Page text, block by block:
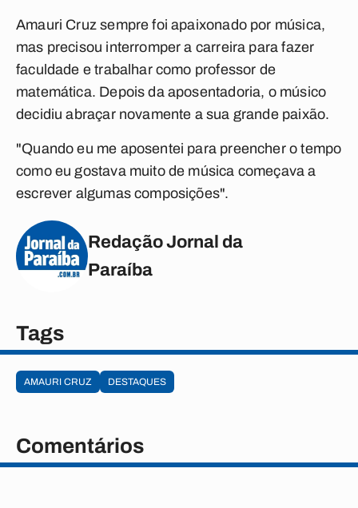
Amauri Cruz sempre foi apaixonado por música,
mas precisou interromper a carreira para fazer
faculdade e trabalhar como professor de
matemática. Depois da aposentadoria, o músico
decidiu abraçar novamente a sua grande paixão.
"Quando eu me aposentei para preencher o tempo
como eu gostava muito de música começava a
escrever algumas composições".
Redação Jornal da
Paraíba
Tags
AMAURI CRUZ DESTAQUES
Comentários